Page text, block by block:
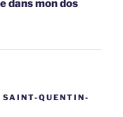
dans mon dos
SAINT-QUENTIN-